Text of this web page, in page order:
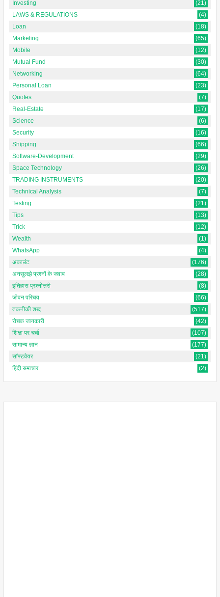
Investing
(21)
LAWS & REGULATIONS
(4)
Loan
(18)
Marketing
(65)
Mobile
(12)
Mutual Fund
(30)
Networking
(64)
Personal Loan
(23)
Quotes
(7)
Real-Estate
(17)
Science
(6)
Security
(16)
Shipping
(66)
Software-Development
(29)
Space Technology
(26)
TRADING INSTRUMENTS
(20)
Technical Analysis
(7)
Testing
(21)
Tips
(13)
Trick
(12)
Wealth
(1)
WhatsApp
(4)
अकाउंट
(176)
अनसुलझे प्रश्नों के जवाब
(28)
इतिहास प्रश्नोत्तरी
(8)
जीवन परिचय
(66)
तकनीकी शब्द
(517)
रोचक जानकारी
(42)
शिक्षा पर चर्चा
(107)
सामान्य ज्ञान
(177)
सॉफ्टवेयर
(21)
हिंदी समाचार
(2)